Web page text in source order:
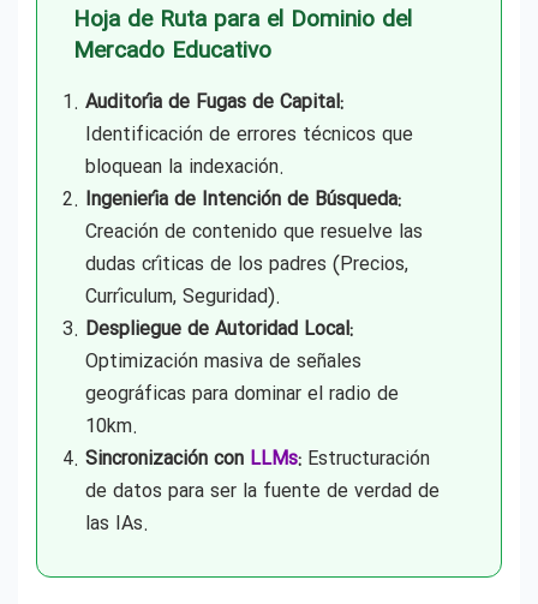
Hoja de Ruta para el Dominio del
Mercado Educativo
Auditoría de Fugas de Capital:
Identificación de errores técnicos que
bloquean la indexación.
Ingeniería de Intención de Búsqueda:
Creación de contenido que resuelve las
dudas críticas de los padres (Precios,
Currículum, Seguridad).
Despliegue de Autoridad Local:
Optimización masiva de señales
geográficas para dominar el radio de
10km.
Sincronización con LLMs: Estructuración
de datos para ser la fuente de verdad de
las IAs.